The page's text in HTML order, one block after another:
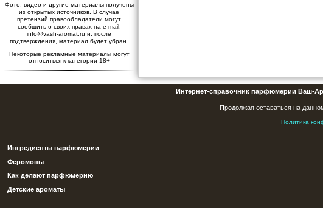
Фото, видео и другие материалы получены
из открытых источников. В случае
претензий правообладатели могут
сообщить о своих правах на e-mail:
info@vash-aromat.ru и, после
подтверждения, материал будет убран.
Некоторые рекламные материалы могут
относиться к категории 18+
Интернет-справочник парфюмерии Ваш-
Продолжая оставаться на
Политика
Ингредиенты парфюмерии
Феромоны
Как делают парфюмерию
Детские ароматы